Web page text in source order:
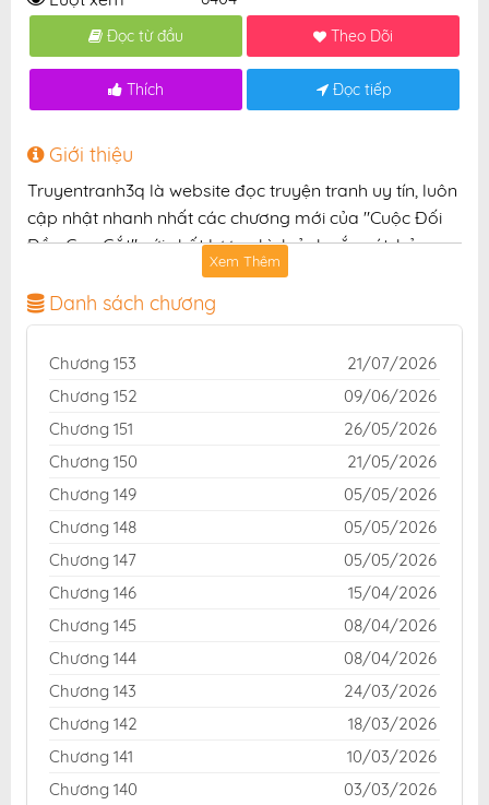
Đọc từ đầu Theo Dõi
Thích Đọc tiếp
Giới thiệu
Truyentranh3q là website đọc truyện tranh uy tín, luôn
cập nhật nhanh nhất các chương mới của "Cuộc Đối
Đầu Gay Gắt" với chất lượng hình ảnh sắc nét, bản
dịch chuẩn và giao diện thân thiện, mang đến trải
nghiệm đọc truyện hấp dẫn, tiện lợi, hoàn toàn miễn
phí cho độc giả yêu thích truyện tranh online.
Xem Thêm
Danh sách chương
Chương 153
21/07/2026
Chương 152
09/06/2026
Chương 151
26/05/2026
Chương 150
21/05/2026
Chương 149
05/05/2026
Chương 148
05/05/2026
Chương 147
05/05/2026
Chương 146
15/04/2026
Chương 145
08/04/2026
Chương 144
08/04/2026
Chương 143
24/03/2026
Chương 142
18/03/2026
Chương 141
10/03/2026
Chương 140
03/03/2026